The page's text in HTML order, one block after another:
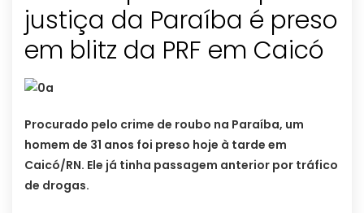
justiça da Paraíba é preso
em blitz da PRF em Caicó
Procurado pelo crime de roubo na Paraíba, um
homem de 31 anos foi preso hoje à tarde em
Caicó/RN. Ele já tinha passagem anterior por tráfico
de drogas.